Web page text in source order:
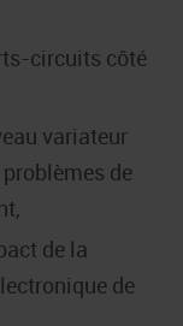
circuits côté
variateur
de
de la
de